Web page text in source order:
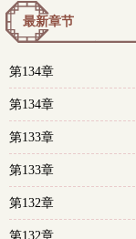
最新章节
第134章
第134章
第133章
第133章
第132章
第132章